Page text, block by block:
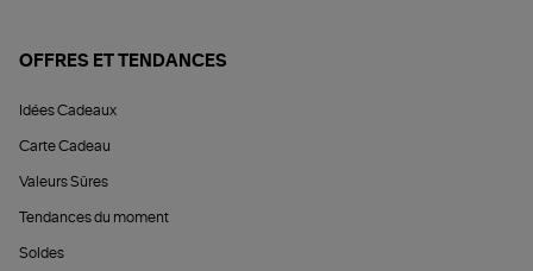
OFFRES ET TENDANCES
Idées Cadeaux
Carte Cadeau
Valeurs Sûres
Tendances du moment
Soldes